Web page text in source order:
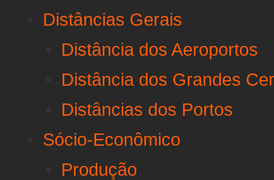
Distâncias Gerais
Distância dos Aeroportos
Distância dos Grandes
Distâncias dos Portos
Sócio-Econômico
Produção